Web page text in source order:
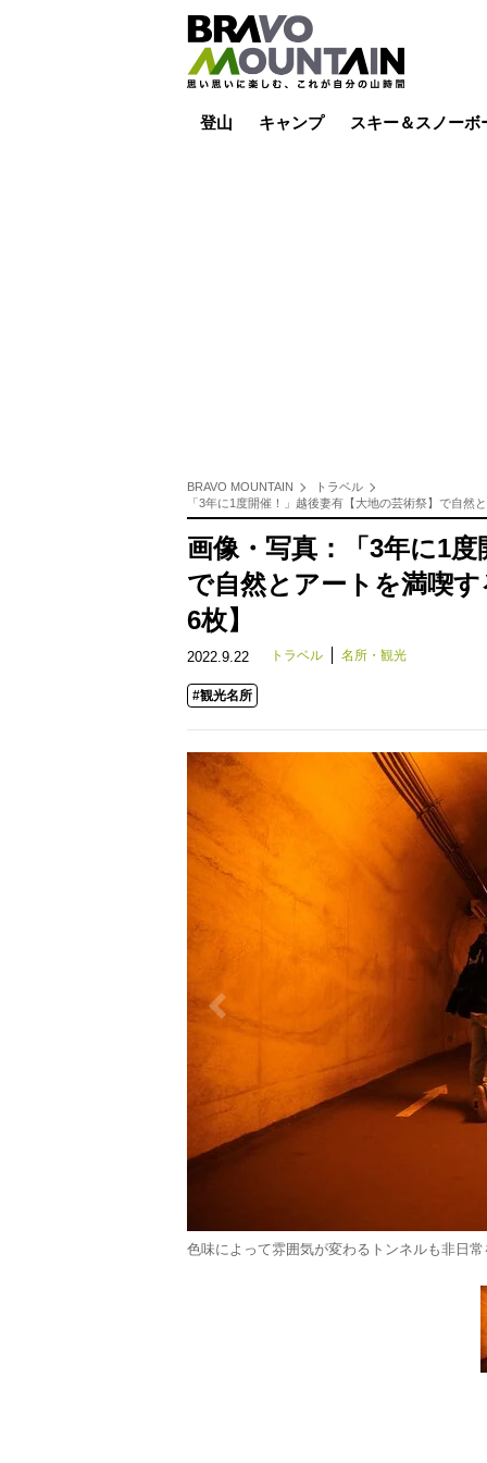
登山 キャンプ スキー＆スノーボ
BRAVO MOUNTAIN
トラベル
「3年に1度開催！」越後妻有【大地の芸術祭】で自然
画像・写真：「3年に1度
で自然とアートを満喫
6枚】
2022.9.22 トラベル 名所・観光
#観光名所
色味によって雰囲気が変わるトンネルも非日常